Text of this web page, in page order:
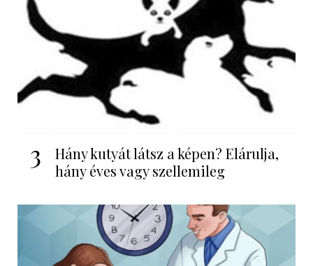
3
Hány kutyát látsz a képen? Elárulja,
hány éves vagy szellemileg